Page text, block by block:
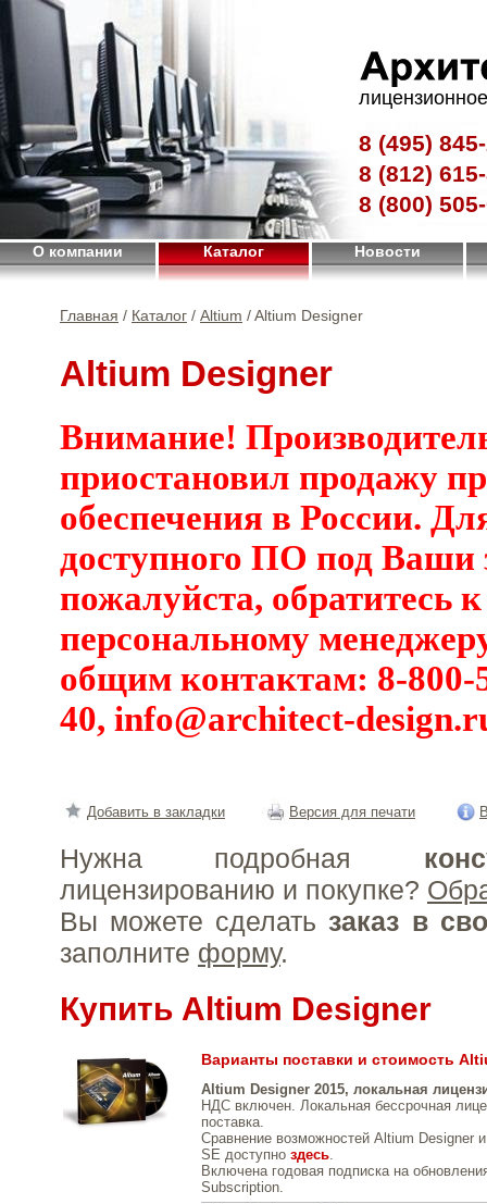
8 (495)
8 (812)
8 (800)
О компании Каталог Новости
Главная / Каталог / Altium / Altium Designer
Altium Designer
Внимание!
приостановил продажу
обеспечения в России.
доступного ПО под Ваши
пожалуйста, обратитесь к
персональному
общим контактам: 8-800-
40, info@architect-
Добавить в закладки Версия для печати
Нужна подробная
лицензированию и покупке?
Вы можете сделать заказ в
заполните форму.
Купить Altium Designer
Варианты поставки и стоимость
Altium Designer 2015, локальная
НДС включен. Локальная бессрочная
поставка.
Сравнение возможностей Altium Designer
SE доступно здесь.
Включена годовая подписка на
Subscription.